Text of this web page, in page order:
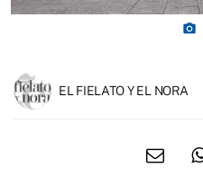
photo_camera
EL FIELATO Y EL NORA